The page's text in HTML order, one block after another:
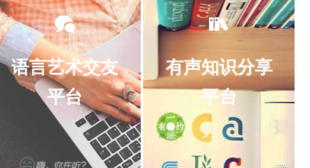
语言艺术交友
平台
有声知识分享
平台